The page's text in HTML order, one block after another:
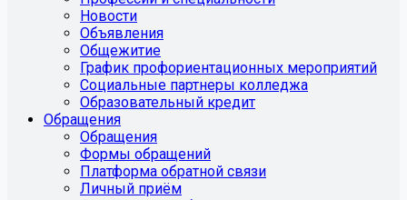
Новости
Объявления
Общежитие
График профориентационных мероприятий
Социальные партнеры колледжа
Образовательный кредит
Обращения
Обращения
Формы обращений
Платформа обратной связи
Личный приём